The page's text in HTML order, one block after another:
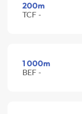
200m
TCF -
1 000m
BEF -